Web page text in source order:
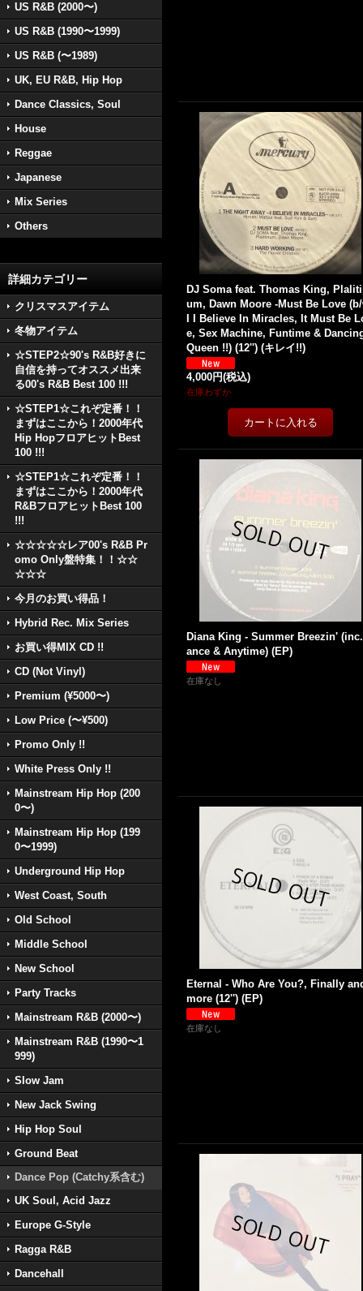
US R&B (2000〜)
US R&B (1990〜1999)
US R&B (〜1989)
UK, EU R&B, Hip Hop
Dance Classics, Soul
House
Reggae
Japanese
Mix Series
Others
詳細カテゴリー
クリスマスアイテム
冬物アイテム
☆STEP2☆90's R&B好きに
自信を持ってオススメ出来
る00's R&B Best 100 !!!
☆STEP1☆これぞ定番！！
まずはここから！2000年代
Hip HopフロアヒットBest
100 !!!
☆STEP1☆これぞ定番！！
まずはここから！2000年代
R&BフロアヒットBest 100
!!!
☆☆☆☆☆レア00's R&B Pr
omo Only盤特集！！☆☆
☆☆☆
今月のお買い得品！
Hybrid Rec. Mix Series
お買い得MIX CD !!
CD (Not Vinyl)
Premium (¥5000〜)
Low Price (〜¥500)
Promo Only !!
White Press Only !!
Mainstream Hip Hop (200
0〜)
Mainstream Hip Hop (199
0〜1999)
Underground Hip Hop
West Coast, South
Old School
Middle School
New School
Party Tracks
Mainstream R&B (2000〜)
Mainstream R&B (1990〜1
999)
Slow Jam
New Jack Swing
Hip Hop Soul
Ground Beat
Dance Pop (Catchy系含む)
UK Soul, Acid Jazz
Europe G-Style
Ragga R&B
Dancehall
DJ Soma feat. Thomas King,
um, Dawn Moore -Must Be Love
I I Believe In Miracles, It Must Be
e, Sex Machine, Funtime &
Queen !!) (12'') (キレイ!!)
4,000円(税込)
在庫わずか
Diana King - Summer Breezin'
ance & Anytime) (EP)
在庫なし
Eternal - Who Are You?, Finally
more (12'') (EP)
在庫なし